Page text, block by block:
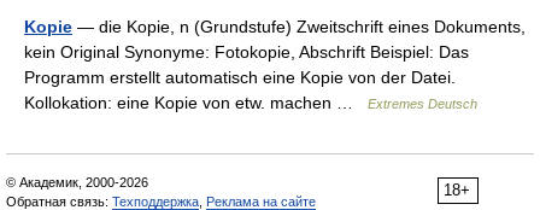
Kopie — die Kopie, n (Grundstufe) Zweitschrift eines Dokuments,
kein Original Synonyme: Fotokopie, Abschrift Beispiel: Das
Programm erstellt automatisch eine Kopie von der Datei.
Kollokation: eine Kopie von etw. machen …
Extremes Deutsch
18+
© Академик, 2000-2026
Обратная связь: Техподдержка Реклама на сайте